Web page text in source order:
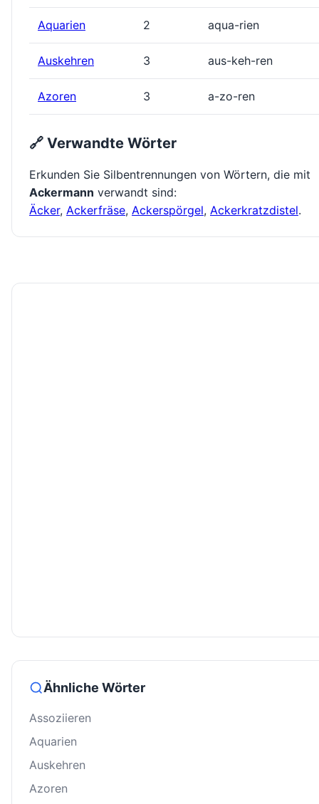
Aquarien 2 aqua-rien
Auskehren 3 aus-keh-ren
Azoren 3 a-zo-ren
🔗 Verwandte Wörter
Erkunden Sie Silbentrennungen von Wörtern, die mit
Ackermann verwandt sind:
Äcker, Ackerfräse, Ackerspörgel, Ackerkratzdistel.
Ähnliche Wörter
Assoziieren
Aquarien
Auskehren
Azoren